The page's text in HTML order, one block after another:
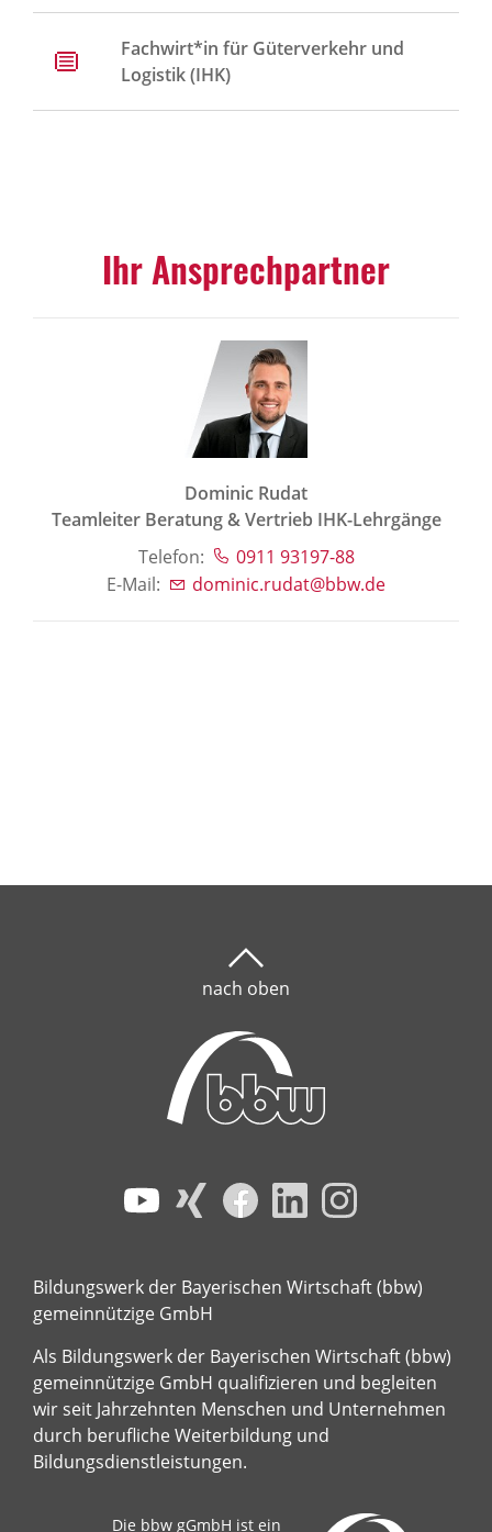
Fachwirt*in für Güterverkehr und
Logistik (IHK)
Ihr Ansprechpartner
Dominic Rudat
Teamleiter Beratung & Vertrieb IHK-Lehrgänge
Telefon:
0911 93197-88
E-Mail:
dominic.rudat@bbw.de
nach oben
Bildungswerk der Bayerischen Wirtschaft (bbw)
gemeinnützige GmbH
Als Bildungswerk der Bayerischen Wirtschaft (bbw)
gemeinnützige GmbH qualifizieren und begleiten
wir seit Jahrzehnten Menschen und Unternehmen
durch berufliche Weiterbildung und
Bildungsdienstleistungen.
Die bbw gGmbH ist ein